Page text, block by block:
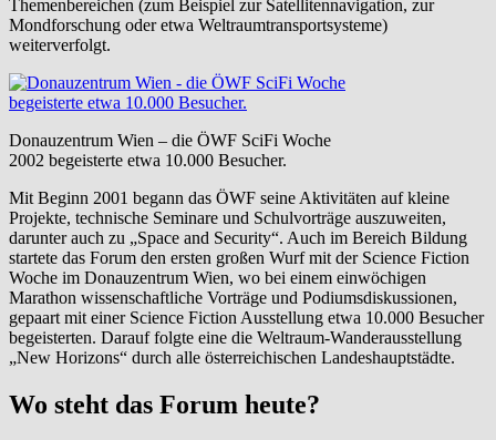
Themenbereichen (zum Beispiel zur Satellitennavigation, zur
Mondforschung oder etwa Weltraumtransportsysteme)
weiterverfolgt.
Donauzentrum Wien – die ÖWF SciFi Woche
2002 begeisterte etwa 10.000 Besucher.
Mit Beginn 2001 begann das ÖWF seine Aktivitäten auf kleine
Projekte, technische Seminare und Schulvorträge auszuweiten,
darunter auch zu „Space and Security“. Auch im Bereich Bildung
startete das Forum den ersten großen Wurf mit der Science Fiction
Woche im Donauzentrum Wien, wo bei einem einwöchigen
Marathon wissenschaftliche Vorträge und Podiumsdiskussionen,
gepaart mit einer Science Fiction Ausstellung etwa 10.000 Besucher
begeisterten. Darauf folgte eine die Weltraum-Wanderausstellung
„New Horizons“ durch alle österreichischen Landeshauptstädte.
Wo steht das Forum heute?